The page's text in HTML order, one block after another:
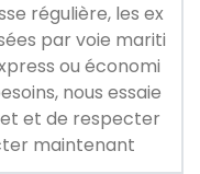
régulière, les ex
par voie mariti
ou économi
nous essaie
et de respecter
maintenant